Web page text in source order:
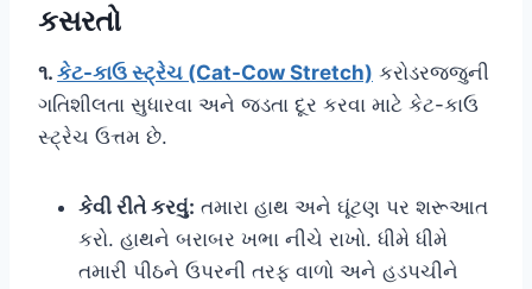
કસરતો
૧. કેટ-કાઉ સ્ટ્રેચ (Cat-Cow Stretch) કરોડરજ્જુની
ગતિશીલતા સુધારવા અને જડતા દૂર કરવા માટે કેટ-કાઉ
સ્ટ્રેચ ઉત્તમ છે.
કેવી રીતે કરવું: તમારા હાથ અને ઘૂંટણ પર શરૂઆત
કરો. હાથને બરાબર ખભા નીચે રાખો. ધીમે ધીમે
તમારી પીઠને ઉપરની તરફ વાળો અને હડપચીને